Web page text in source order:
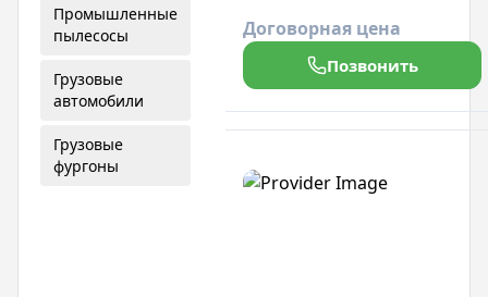
Промышленные
пылесосы
Грузовые
автомобили
Грузовые
фургоны
как с юр. лицами (цена с НДС),
так и с физ лицами.По всем
вопросам просьба звонить по
рады сотрудничеству!
Договорная цена
Позвонить